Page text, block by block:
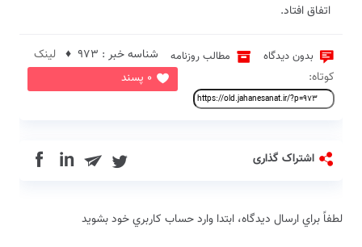
اتفاق افتاد.
بدون دیدگاه مطالب روزنامه
0 پسند
شناسه خبر : 973 ♦
لینک
کوتاه:
اشتراک گذاری in
لطفاً براي ارسال دیدگاه، ابتدا وارد حساب كاربري خود بشويد